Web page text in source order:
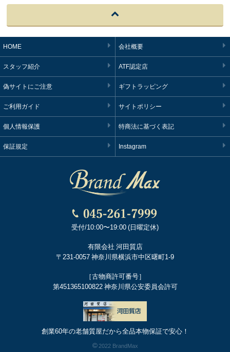
HOME 会社概要
スタッフ紹介 ATF認定店
偽サイトにご注意 ギフトラッピング
ご利用ガイド サイトポリシー
個人情報保護 特商法に基づく表記
保証規定 Instagram
受付/10:00〜19:00 (日曜定休)
有限会社 河田質店
〒231-0057 神奈川県横浜市中区曙町1-9
［古物商許可番号］
第451365100822 神奈川県公安委員会許可
創業60年の老舗質屋だから全品本物保証で安心！
2022 BrandMax